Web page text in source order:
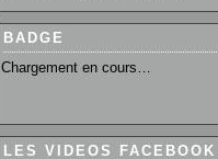
BADGE
Chargement en cours…
LES VIDEOS